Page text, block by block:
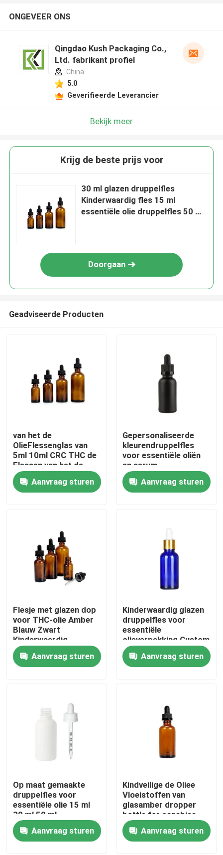
Huis
Videos
Over ons
Kwaliteitscontrole
Neem contact met ons op
Nieuws
Gevallen
ONGEVEER ONS
Qingdao Kush Packaging Co.,
Ltd. fabrikant profiel
China
5.0
Geverifieerde Leverancier
Bekijk meer
Krijg de beste prijs voor
30 ml glazen druppelfles
Kinderwaardig fles 15 ml
essentiële olie druppelfles 50 ml
Doorgaan
Geadviseerde Producten
van het de
OlieFlessenglas van
5ml 10ml CRC THC de
Flessen van het de
Tintdruppelbuisje
Aanvraag sturen
Gepersonaliseerde
kleurendruppelfles
voor essentiële oliën
en serum
kindbestendig zwart
glasfles met druppel
Aanvraag sturen
Flesje met glazen dop
voor THC-olie Amber
Blauw Zwart
Kinderwaardig
Glasflesje met
dropperAanvraag sturen
Kinderwaardig glazen
druppelfles voor
essentiële
olieverpakking Custom
15ml 30ml 50ml 100ml
serumfles met druppel
Aanvraag sturen
Op maat gemaakte
druppelfles voor
essentiële olie 15 ml
30 ml 50 ml
kinderwaardig serum
glasflesAanvraag sturen
Kindveilige de Oliee
Vloeistoffen van
glasamber dropper
bottle for canabiss
Aanvraag sturen